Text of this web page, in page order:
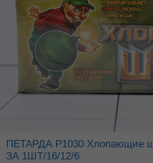
ПЕТАРДА Р1030 Хлопающие шары /ТОЛЬКО 12/ЦЕНА
ЗА 1ШТ/16/12/6